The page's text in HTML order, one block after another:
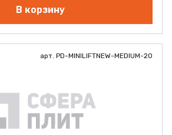
В корзину
арт. PD-MINILIFTNEW-MEDIUM-20